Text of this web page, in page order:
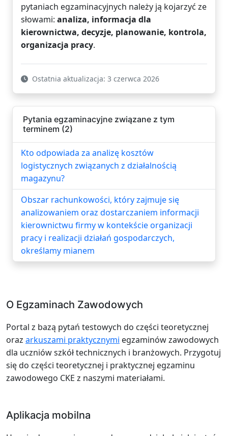
pytaniach egzaminacyjnych należy ją kojarzyć ze
słowami: analiza, informacja dla
kierownictwa, decyzje, planowanie, kontrola,
organizacja pracy.
Ostatnia aktualizacja: 3 czerwca 2026
Pytania egzaminacyjne związane z tym
terminem (2)
Kto odpowiada za analizę kosztów
logistycznych związanych z działalnością
magazynu?
Obszar rachunkowości, który zajmuje się
analizowaniem oraz dostarczaniem informacji
kierownictwu firmy w kontekście organizacji
pracy i realizacji działań gospodarczych,
określamy mianem
O Egzaminach Zawodowych
Portal z bazą pytań testowych do części teoretycznej
oraz arkuszami praktycznymi egzaminów zawodowych
dla uczniów szkół technicznych i branżowych. Przygotuj
się do części teoretycznej i praktycznej egzaminu
zawodowego CKE z naszymi materiałami.
Aplikacja mobilna